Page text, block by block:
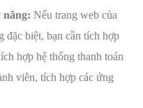
năng: Nếu trang web của
đặc biệt, bạn cần tích hợp
hợp hệ thống thanh toán
viên, tích hợp các ứng